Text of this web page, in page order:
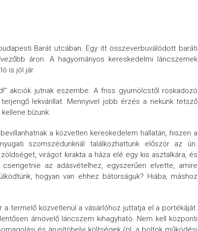
Barát utcában. Egy itt összeverbuválódott baráti
áron. A hagyományos kereskedelmi láncszemek
is jól jár.
akciók jutnak eszembe. A friss gyümölcstől roskadozó
lekvárillat. Mennyivel jobb érzés a nekünk tetsző
bízunk.
a közvetlen kereskedelem hallatán, hiszen a
szomszédunknál találkozhattunk először az ún.
virágot kirakta a háza elé egy kis asztalkára, és
az adásvételhez, egyszerűen elvette, amire
hogyan van ehhez bátorságuk? Hiába, máshoz
termelő közvetlenül a vásárlóhoz juttatja el a portékáját.
árnövelő láncszem kihagyható. Nem kell központi